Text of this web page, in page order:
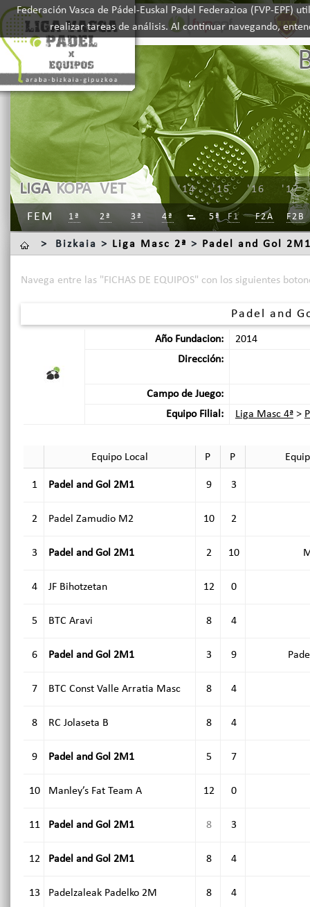
Federación Vasca de Pádel-Euskal Padel Federazioa (FVP-
realizar tareas de análisis. Al continuar navegando,
LIGA KOPA VET '17
'16
'15
'14
FEM 1ª 2ª 3ª 4ª  5ª F1 F2A F2B
> Bizkaia > Liga Masc 2ª > Padel and Gol
Navega entre las "FICHAS DE EQUIPOS" con los siguientes
Padel and
Año Fundacion:
2014
Dirección:
Campo de Juego:
Equipo Filial:
Liga Masc 4ª>
Equipo Local P P
1 Padel and Gol 2M1 9 3
2 Padel Zamudio M2 10 2
3 Padel and Gol 2M1 2 10
4 JF Bihotzetan 12 0
5 BTC Aravi 8 4
6 Padel and Gol 2M1 3 9
7 BTC Const Valle Arratia Masc 8 4
8 RC Jolaseta B 8 4
9 Padel and Gol 2M1 5 7
10 Manley’s Fat Team A 12 0
11 Padel and Gol 2M1 8 3
12 Padel and Gol 2M1 8 4
13 Padelzaleak Padelko 2M 8 4